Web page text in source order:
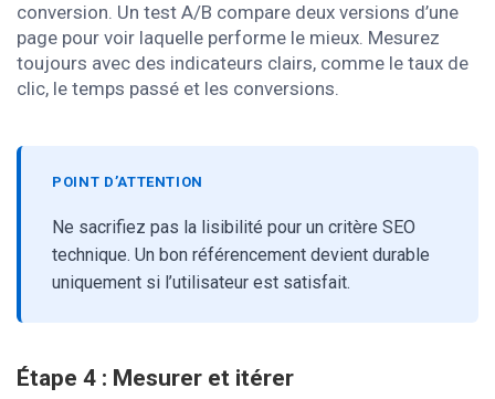
conversion. Un test A/B compare deux versions d’une
page pour voir laquelle performe le mieux. Mesurez
toujours avec des indicateurs clairs, comme le taux de
clic, le temps passé et les conversions.
POINT D’ATTENTION
Ne sacrifiez pas la lisibilité pour un critère SEO
technique. Un bon référencement devient durable
uniquement si l’utilisateur est satisfait.
Étape 4 : Mesurer et itérer